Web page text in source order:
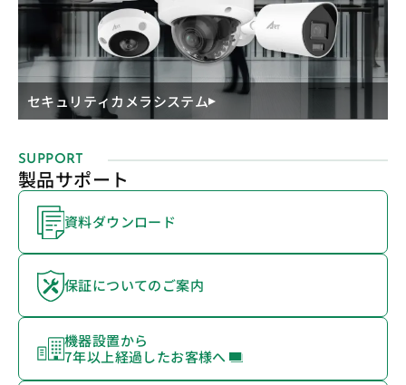
セキュリティカメラシステム
SUPPORT
製品サポート
資料ダウンロード
保証についてのご案内
機器設置から
7年以上経過したお客様へ